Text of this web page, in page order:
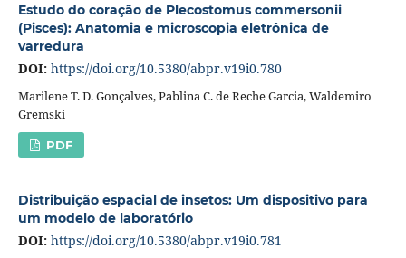
Estudo do coração de Plecostomus commersonii
(Pisces): Anatomia e microscopia eletrônica de
varredura
DOI: https://doi.org/10.5380/abpr.v19i0.780
Marilene T. D. Gonçalves, Pablina C. de Reche Garcia, Waldemiro
Gremski
PDF
Distribuição espacial de insetos: Um dispositivo para
um modelo de laboratório
DOI: https://doi.org/10.5380/abpr.v19i0.781